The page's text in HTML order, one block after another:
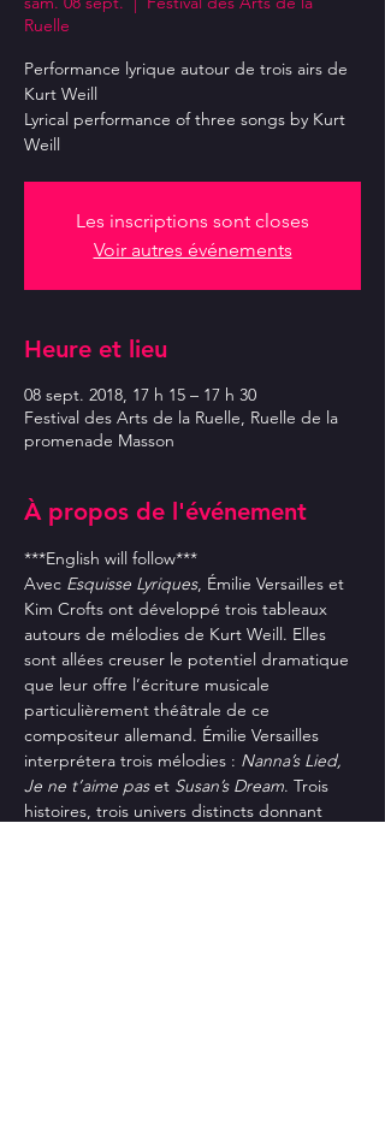
Ruelle
Performance lyrique autour de trois airs de
Kurt Weill
Lyrical performance of three songs by Kurt
Weill
Les inscriptions sont closes
Voir autres événements
Heure et lieu
08 sept. 2018, 17 h 15 – 17 h 30
Festival des Arts de la Ruelle, Ruelle de la
promenade Masson
À propos de l'événement
Avec Esquisse Lyriques, Émilie Versailles et
Kim Crofts ont développé trois tableaux
autours de mélodies de Kurt Weill. Elles
sont allées creuser le potentiel dramatique
que leur offre l’écriture musicale
particulièrement théâtrale de ce
compositeur allemand. Émilie Versailles
interprétera trois mélodies : Nanna’s Lied,
Je ne t’aime pas et Susan’s Dream. Trois
histoires, trois univers distincts donnant